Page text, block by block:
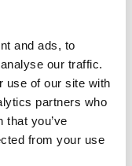
and ads, to
our traffic.
use of our site with
partners who
that you’ve
from your use
forstand. En
skriftligt i en
for V. Brøndum
levering
A/S har
force majeure,
forbeholder V.